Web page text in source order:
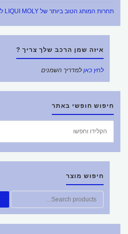
תחרות המותג הטוב ביותר של LIQUI MOLY לשנת 2018
איזה שמן הרכב שלך צריך ?
לחץ כאןלמדריך השמנים
חיפוש חופשי באתר
חיפוש מוצר